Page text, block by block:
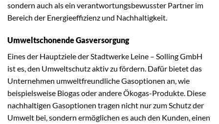
sondern auch als ein verantwortungsbewusster Partner im
Bereich der Energieeffizienz und Nachhaltigkeit.
Umweltschonende Gasversorgung
Eines der Hauptziele der Stadtwerke Leine – Solling GmbH
ist es, den Umweltschutz aktiv zu fördern. Dafür bietet das
Unternehmen umweltfreundliche Gasoptionen an, wie
beispielsweise Biogas oder andere Ökogas-Produkte. Diese
nachhaltigen Gasoptionen tragen nicht nur zum Schutz der
Umwelt bei, sondern ermöglichen es auch den Kunden, einen